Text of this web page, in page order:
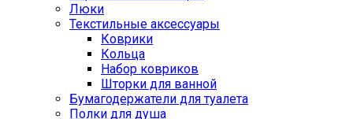
Люки
Текстильные аксессуары
Коврики
Кольца
Набор ковриков
Шторки для ванной
Бумагодержатели для туалета
Полки для душа